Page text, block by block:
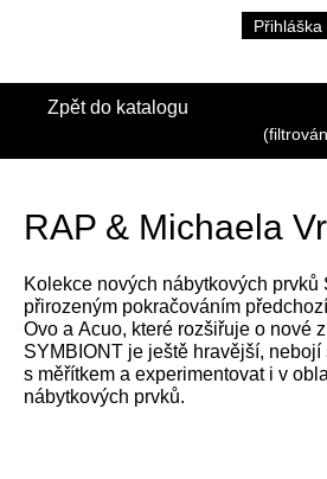
Přihláška
Zpět do katalogu
RAP & Michaela
Kolekce nových nábytkových prvků
přirozeným pokračováním
Ovo a Acuo, které rozšiřuje o nové
SYMBIONT je ještě hravější, nebojí
s měřítkem a experimentovat i v
nábytkových prvků.